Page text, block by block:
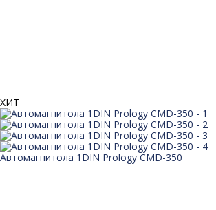
ХИТ
Автомагнитола 1DIN Prology CMD-350